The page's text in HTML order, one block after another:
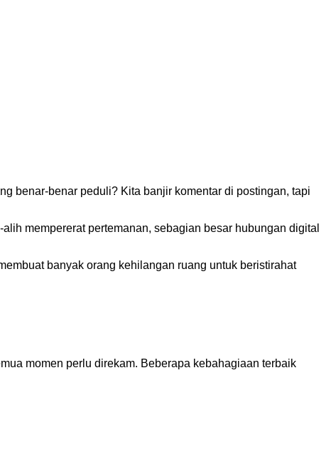
benar-benar peduli? Kita banjir komentar di postingan, tapi
mempererat pertemanan, sebagian besar hubungan digital
banyak orang kehilangan ruang untuk beristirahat
momen perlu direkam. Beberapa kebahagiaan terbaik